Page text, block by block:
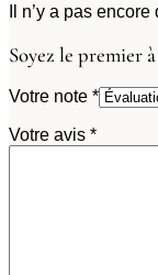
Il n’y a pas encore
Soyez le premier
Votre note *
Votre avis *